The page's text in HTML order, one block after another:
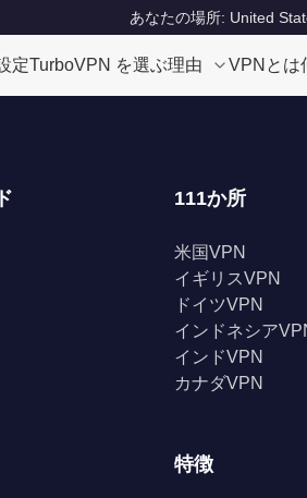
あなたの場所: United
定TurboVPN を選ぶ理由 VPNとは
111か所
米国VPN
イギリスVPN
ドイツVPN
インドネシア
インドVPN
カナダVPN
特徴